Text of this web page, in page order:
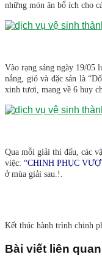
những món ăn bổ ích cho
Vào rạng sáng ngày 19/05
nắng, gió và đặc sản là
xinh tươi, mang về 6 huy
Qua mỗi giải thi đấu, các
việc: “CHINH PHỤC
ở mùa giải sau.!.
Kết thúc hành trình chinh
Bài viết liên quan